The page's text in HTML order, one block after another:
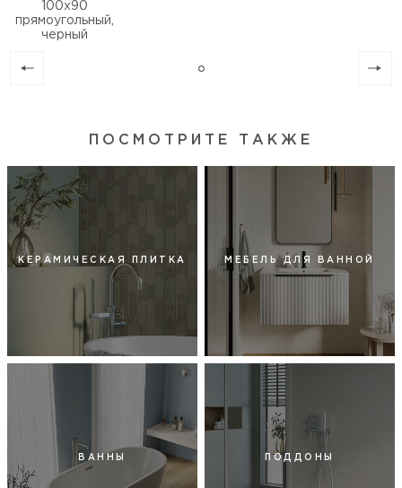
100x90
прямоугольный,
черный
ПОСМОТРИТЕ ТАКЖЕ
КЕРАМИЧЕСКАЯ ПЛИТКА МЕБЕЛЬ ДЛЯ ВАННОЙ
ВАННЫ ПОДДОНЫ